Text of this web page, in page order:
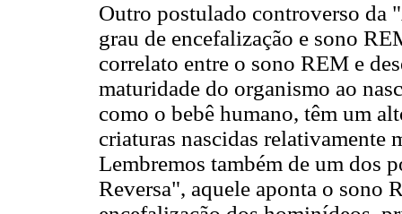
Outro postulado controverso da
grau de encefalização e sono
correlato entre o sono REM e
maturidade do organismo ao
como o bebê humano, têm um
criaturas nascidas relativamente
Lembremos também de um dos
Reversa", aquele aponta o sono